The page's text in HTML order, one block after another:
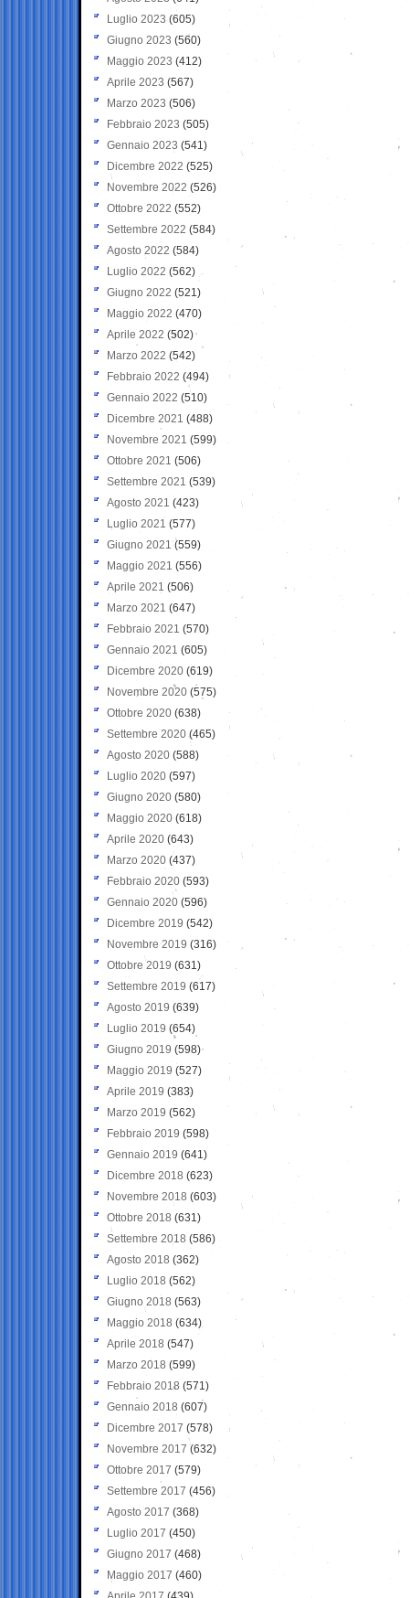
Luglio 2023 (605)
Giugno 2023 (560)
Maggio 2023 (412)
Aprile 2023 (567)
Marzo 2023 (506)
Febbraio 2023 (505)
Gennaio 2023 (541)
Dicembre 2022 (525)
Novembre 2022 (526)
Ottobre 2022 (552)
Settembre 2022 (584)
Agosto 2022 (584)
Luglio 2022 (562)
Giugno 2022 (521)
Maggio 2022 (470)
Aprile 2022 (502)
Marzo 2022 (542)
Febbraio 2022 (494)
Gennaio 2022 (510)
Dicembre 2021 (488)
Novembre 2021 (599)
Ottobre 2021 (506)
Settembre 2021 (539)
Agosto 2021 (423)
Luglio 2021 (577)
Giugno 2021(559)
Maggio 2021 (556)
Aprile 2021 (506)
Marzo 2021 (647)
Febbraio 2021 (570)
Gennaio 2021 (605)
Dicembre 2020 (619)
Novembre 2020 (575)
Ottobre 2020 (638)
Settembre 2020(465)
Agosto 2020 (588)
Luglio 2020 (597)
Giugno 2020 (580)
Maggio 2020 (618)
Aprile 2020 (643)
Marzo 2020 (437)
Febbraio 2020 (593)
Gennaio 2020 (596)
Dicembre 2019 (542)
Novembre 2019 (316)
Ottobre 2019 (631)
Settembre 2019 (617)
Agosto 2019 (639)
Luglio 2019 (654)
Giugno 2019 (598)
Maggio 2019 (527)
Aprile 2019 (383)
Marzo 2019 (562)
Febbraio 2019 (598)
Gennaio 2019 (641)
Dicembre 2018 (623)
Novembre 2018 (603)
Ottobre 2018 (631)
Settembre 2018 (586)
Agosto 2018 (362)
Luglio 2018 (562)
Giugno 2018 (563)
Maggio 2018 (634)
Aprile 2018 (547)
Marzo 2018 (599)
Febbraio 2018 (571)
Gennaio 2018 (607)
Dicembre 2017 (578)
Novembre 2017 (632)
Ottobre 2017 (579)
Settembre 2017 (456)
Agosto 2017 (368)
Luglio 2017 (450)
Giugno 2017 (468)
Maggio 2017 (460)